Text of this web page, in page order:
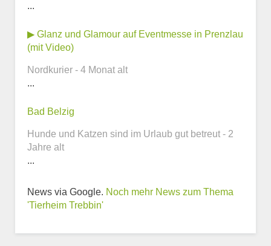
Telefonnummer
zum Tierheim
Trägerverein
...
▶ Glanz und Glamour auf Eventmesse in Prenzlau
(mit Video)
Nordkurier - 4 Monat alt
...
Bad Belzig
Hunde und Katzen sind im Urlaub gut betreut - 2
Jahre alt
...
News via Google. Noch mehr News zum Thema
'Tierheim Trebbin'